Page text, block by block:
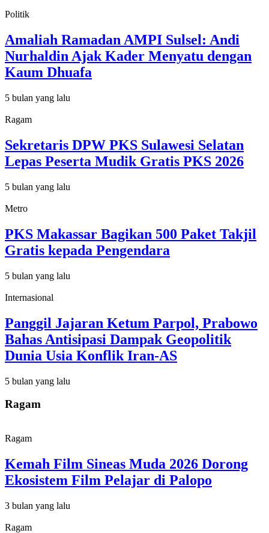
Politik
Amaliah Ramadan AMPI Sulsel: Andi
Nurhaldin Ajak Kader Menyatu dengan
Kaum Dhuafa
5 bulan yang lalu
Ragam
Sekretaris DPW PKS Sulawesi Selatan
Lepas Peserta Mudik Gratis PKS 2026
5 bulan yang lalu
Metro
PKS Makassar Bagikan 500 Paket Takjil
Gratis kepada Pengendara
5 bulan yang lalu
Internasional
Panggil Jajaran Ketum Parpol, Prabowo
Bahas Antisipasi Dampak Geopolitik
Dunia Usia Konflik Iran-AS
5 bulan yang lalu
Ragam
Ragam
Kemah Film Sineas Muda 2026 Dorong
Ekosistem Film Pelajar di Palopo
3 bulan yang lalu
Ragam